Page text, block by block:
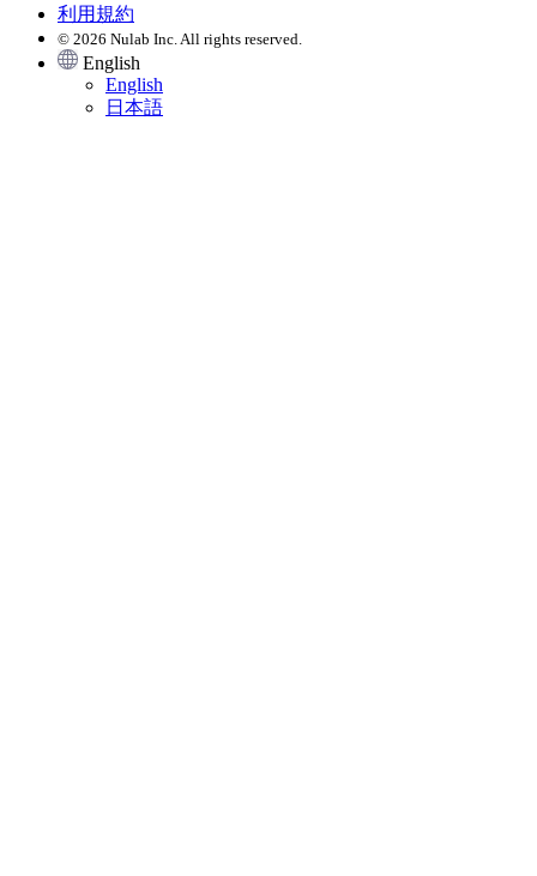
利用規約
© 2026 Nulab Inc. All rights reserved.
English
English
日本語